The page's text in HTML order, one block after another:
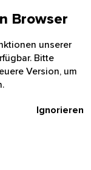
Browser
unserer
Bitte
Version, um
Ignorieren